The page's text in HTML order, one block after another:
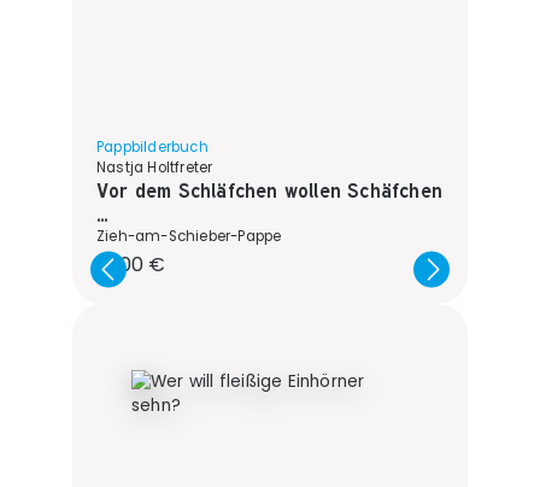
Pappbilderbuch
Nastja Holtfreter
Vor dem Schläfchen wollen Schäfchen
...
Zieh-am-Schieber-Pappe
Regulärer Preis:
15,00 €